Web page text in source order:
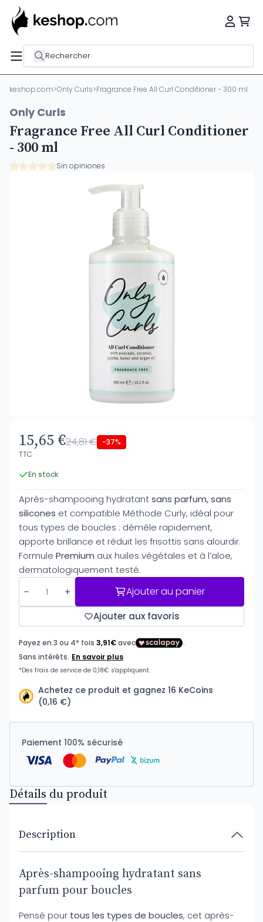
Rechercher
keshop.com>Only Curls>Fragrance Free All Curl Conditioner - 300 ml
Only Curls
Fragrance Free All Curl Conditioner
- 300 ml
Sin opiniones
15,65 €24,81 € -37%
TTC
En stock
Après-shampooing hydratantsans parfum, sans
silicones et compatible Méthode Curly, idéal pour
tous types de boucles : démêle rapidement,
apporte brillance et réduit les frisottis sans alourdir.
Formule Premium aux huiles végétales et à l’aloe,
dermatologiquement testé.
Ajouter au panier
Ajouter aux favoris
Achetez ce produit et gagnez 16 KeCoins
(0,16 €)
Paiement 100% sécurisé
Détails du produit
Description
Après-shampooing hydratant sans
parfum pour boucles
Pensé pour tous les types de boucles, cet après-